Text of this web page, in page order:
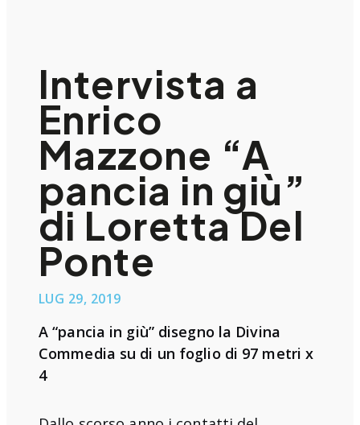
Intervista a
Enrico
Mazzone “A
pancia in giù”
di Loretta Del
Ponte
LUG 29, 2019
A “pancia in giù” disegno la Divina
Commedia su di un foglio di 97 metri x
4